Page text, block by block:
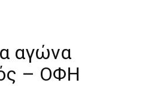
αγώνα
– ΟΦΗ